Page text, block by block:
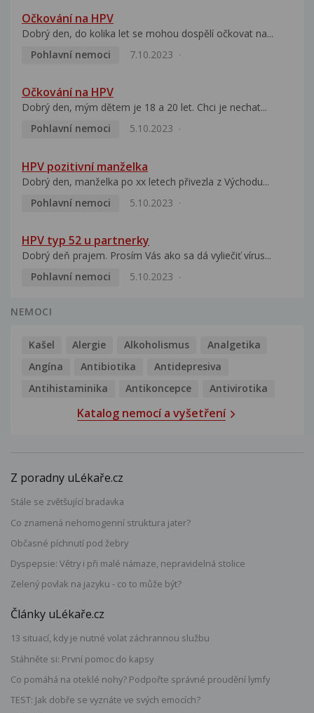
Očkování na HPV
Dobrý den, do kolika let se mohou dospělí očkovat na...
Pohlavní nemoci
7.10.2023
Očkování na HPV
Dobrý den, mým dětem je 18 a 20 let. Chci je nechat...
Pohlavní nemoci
5.10.2023
HPV pozitivní manželka
Dobrý den, manželka po xx letech přivezla z Východu...
Pohlavní nemoci
5.10.2023
HPV typ 52 u partnerky
Dobrý deň prajem. Prosím Vás ako sa dá vyliečiť vírus...
Pohlavní nemoci
5.10.2023
NEMOCI
Kašel Alergie Alkoholismus
Analgetika
Angína
Antibiotika
Antidepresiva
Antihistaminika
Antikoncepce Antivirotika
Katalog nemocí a vyšetření
Z poradny uLékaře.cz
Stále se zvětšující bradavka
Co znamená nehomogenní struktura jater?
Občasné píchnutí pod žebry
Dyspepsie: Větry i při malé námaze, nepravidelná stolice
Zelený povlak na jazyku - co to může být?
Články uLékaře.cz
13 situací, kdy je nutné volat záchrannou službu
Stáhněte si: První pomoc do kapsy
Co pomáhá na oteklé nohy? Podpořte správné proudění lymfy
TEST: Jak dobře se vyznáte ve svých emocích?